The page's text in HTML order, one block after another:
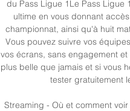
du Pass Ligue 1Le Pass Ligue
ultime en vous donnant
championnat, ainsi qu'à huit
Vous pouvez suivre vos
vos écrans, sans engagement
plus belle que jamais et si vous
tester gratuitement
Streaming - Où et comment